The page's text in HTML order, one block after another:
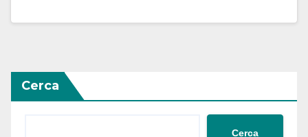
Cerca
Cerca